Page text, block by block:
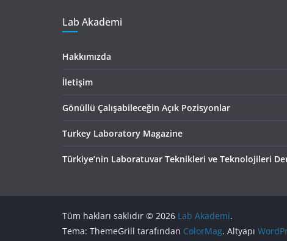
Lab Akademi
Hakkımızda
İletişim
Gönüllü Çalışabileceğin Açık Pozisyonlar
Turkey Laboratory Magazine
Türkiye’nin Laboratuvar Teknikleri ve Teknolojileri
Tüm hakları saklıdır © 2026 Lab Akademi.
Tema: ThemeGrill tarafından ColorMag. Altyapı